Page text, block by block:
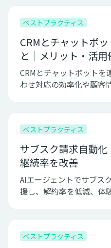
ベストプラクティス
CRMとチャットボ
と｜メリット・活
CRMとチャットボットを
わせ対応の効率化や顧客
ベストプラクティス
サブスク請求自動
継続率を改善
AIエージェントでサブス
援し、解約率を低減、体
ベストプラクティス